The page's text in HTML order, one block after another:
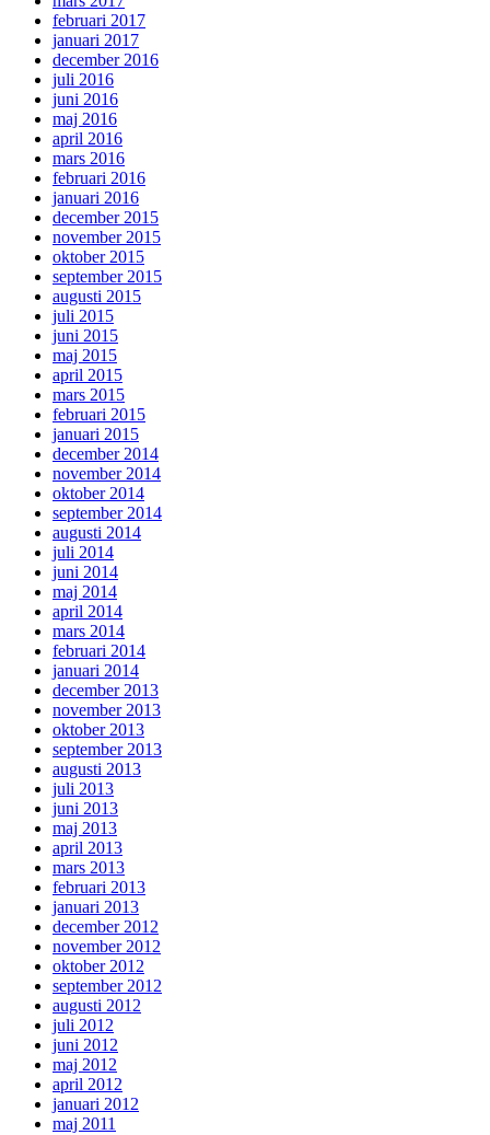
februari 2017
januari 2017
december 2016
juli 2016
juni 2016
maj 2016
april 2016
mars 2016
februari 2016
januari 2016
december 2015
november 2015
oktober 2015
september 2015
augusti 2015
juli 2015
juni 2015
maj 2015
april 2015
mars 2015
februari 2015
januari 2015
december 2014
november 2014
oktober 2014
september 2014
augusti 2014
juli 2014
juni 2014
maj 2014
april 2014
mars 2014
februari 2014
januari 2014
december 2013
november 2013
oktober 2013
september 2013
augusti 2013
juli 2013
juni 2013
maj 2013
april 2013
mars 2013
februari 2013
januari 2013
december 2012
november 2012
oktober 2012
september 2012
augusti 2012
juli 2012
juni 2012
maj 2012
april 2012
januari 2012
maj 2011